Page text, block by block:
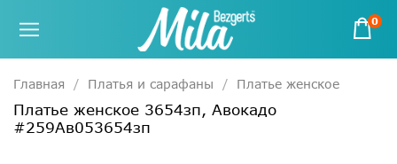
0
Главная Платья и сарафаны Платье женское
Платье женское 3654зп, Авокадо
#259Ав053654зп